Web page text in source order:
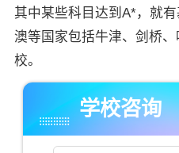
其中某些科目达到A*，就
澳等国家包括牛津、剑桥
校。
学校咨询